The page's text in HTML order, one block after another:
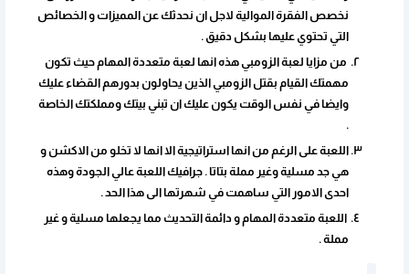
نخصص الفقرة الموالية لاجل ان نحدثك عن المميزات و الخصائص
التي تحتوي عليها بشكل دقيق .
من مزايا لعبة الزومبي هذه انها لعبة متعددة المهام حيث تكون
مهمتك القيام بقتل الزومبي الذين يحاولون بدورهم القضاء عليك
وايضا في نفس الوقت يكون عليك ان تبني بيتك ومملكتك الخاصة
.
اللعبة على الرغم من انها استراتيجية الا انها لا تخلو من الاكشن و
هي جد مسلية وغير مملة بتاتا . جرافيك اللعبة عالي الجودة وهذه
احدى الامور التي ساهمت في شهرتها الى هذا الحد .
اللعبة متعددة المهام و دائمة التحديث مما يجعلها مسلية و غير
مملة .